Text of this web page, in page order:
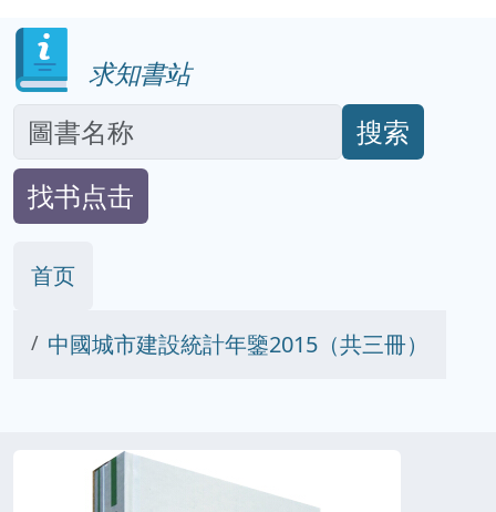
求知書站
搜索
找书点击
首页
中國城市建設統計年鑒2015（共三冊）